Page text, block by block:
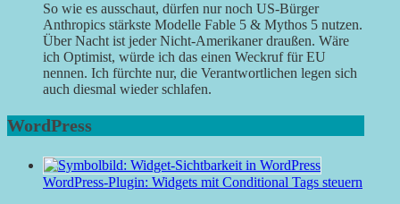
So wie es ausschaut, dürfen nur noch US-Bürger
Anthropics stärkste Modelle Fable 5 & Mythos 5 nutzen.
Über Nacht ist jeder Nicht-Amerikaner draußen. Wäre
ich Optimist, würde ich das einen Weckruf für EU
nennen. Ich fürchte nur, die Verantwortlichen legen sich
auch diesmal wieder schlafen.
WordPress
WordPress-Plugin: Widgets mit Conditional Tags steuern